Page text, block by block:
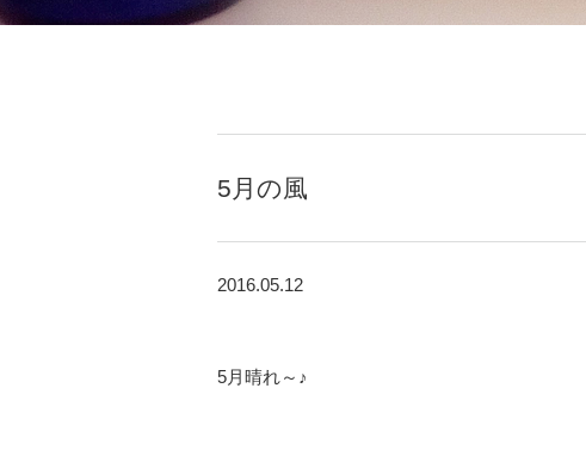
5月の風
2016.05.12
5月晴れ～♪